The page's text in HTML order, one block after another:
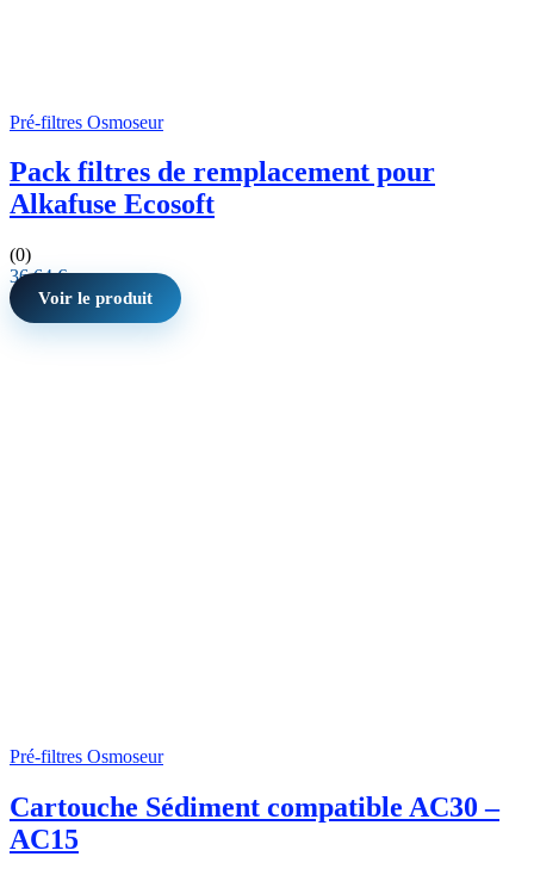
Pré-filtres Osmoseur
Pack filtres de remplacement pour
Alkafuse Ecosoft
(0)
36,64€
Voir le produit
Pré-filtres Osmoseur
Cartouche Sédiment compatible AC30 –
AC15